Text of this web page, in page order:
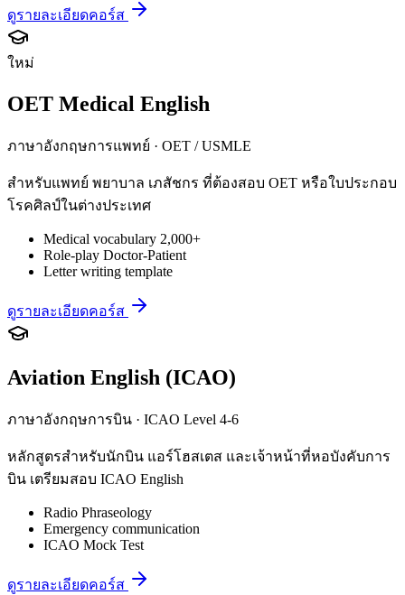
ดูรายละเอียดคอร์ส
ใหม่
OET Medical English
ภาษาอังกฤษการแพทย์ · OET / USMLE
สำหรับแพทย์ พยาบาล เภสัชกร ที่ต้องสอบ OET หรือใบประกอบ
โรคศิลป์ในต่างประเทศ
Medical vocabulary 2,000+
Role-play Doctor-Patient
Letter writing template
ดูรายละเอียดคอร์ส
Aviation English (ICAO)
ภาษาอังกฤษการบิน · ICAO Level 4-6
หลักสูตรสำหรับนักบิน แอร์โฮสเตส และเจ้าหน้าที่หอบังคับการ
บิน เตรียมสอบ ICAO English
Radio Phraseology
Emergency communication
ICAO Mock Test
ดูรายละเอียดคอร์ส